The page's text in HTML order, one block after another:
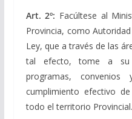
Art. 2º: Facúltese al
Provincia, como
Ley, que a través de las
tal efecto, tome a su
programas,
cumplimiento efectivo
todo el territorio Provincial.